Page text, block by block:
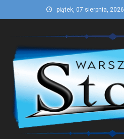
to
piątek, 07 sierpnia, 2026